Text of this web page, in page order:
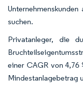
suchen.
Privatanleger, die
einer CAGR von 4,76
Mindestanlagebetrag